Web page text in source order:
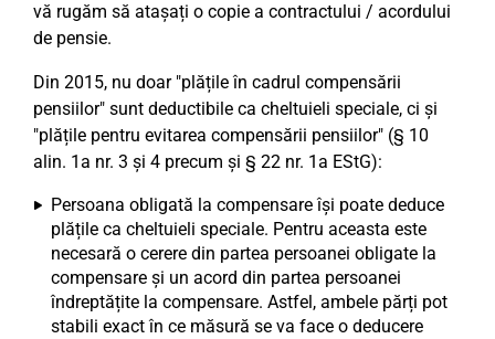
vă rugăm să atașați o copie a contractului / acordului
de pensie.
Din 2015, nu doar "plățile în cadrul compensării
pensiilor" sunt deductibile ca cheltuieli speciale, ci și
"plățile pentru evitarea compensării pensiilor" (§ 10
alin. 1a nr. 3 și 4 precum și § 22 nr. 1a EStG):
Persoana obligată la compensare își poate deduce
plățile ca cheltuieli speciale. Pentru aceasta este
necesară o cerere din partea persoanei obligate la
compensare și un acord din partea persoanei
îndreptățite la compensare. Astfel, ambele părți pot
stabili exact în ce măsură se va face o deducere